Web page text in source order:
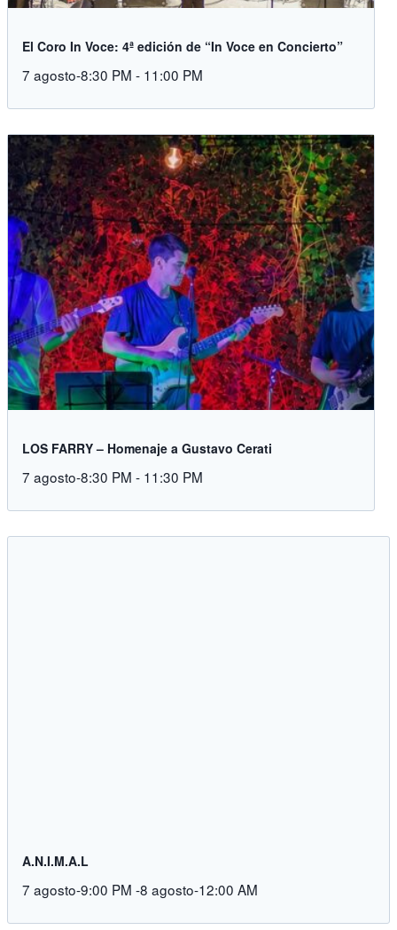
El Coro In Voce: 4ª edición de “In Voce en Concierto”
7 agosto-8:30 PM - 11:00 PM
LOS FARRY – Homenaje a Gustavo Cerati
7 agosto-8:30 PM - 11:30 PM
A.N.I.M.A.L
7 agosto-9:00 PM -8 agosto-12:00 AM